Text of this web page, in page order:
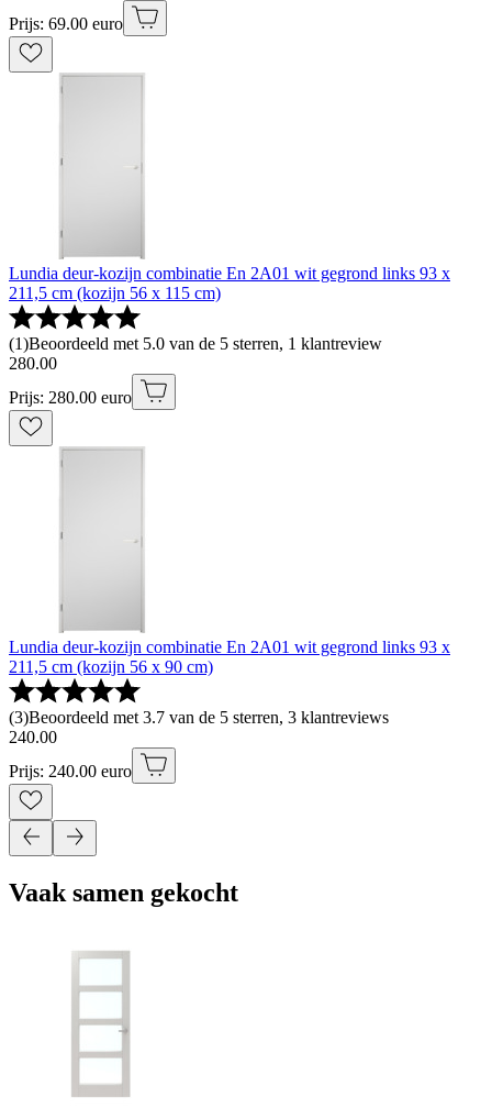
Prijs: 69.00 euro
Lundia deur-kozijn combinatie En 2A01 wit gegrond links 93 x
211,5 cm (kozijn 56 x 115 cm)
(1)Beoordeeld met 5.0 van de 5 sterren, 1 klantreview
280.00
Prijs: 280.00 euro
Lundia deur-kozijn combinatie En 2A01 wit gegrond links 93 x
211,5 cm (kozijn 56 x 90 cm)
(3)Beoordeeld met 3.7 van de 5 sterren, 3 klantreviews
240.00
Prijs: 240.00 euro
Vaak samen gekocht